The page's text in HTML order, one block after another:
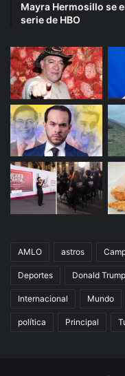
Mayra Hermosillo se
serie de HBO
AMLO astros
Deportes Donald Trump
Internacional Mundo
política Principal